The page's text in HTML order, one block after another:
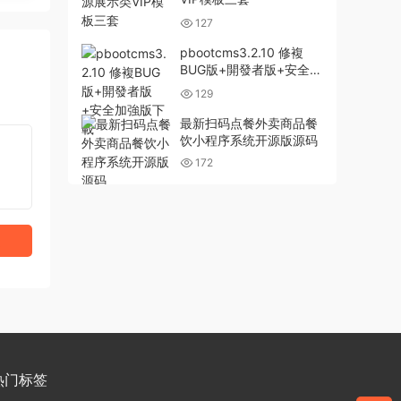
127
pbootcms3.2.10 修複
BUG版+開發者版+安全加
強版下載
129
最新扫码点餐外卖商品餐
饮小程序系统开源版源码
172
门标签